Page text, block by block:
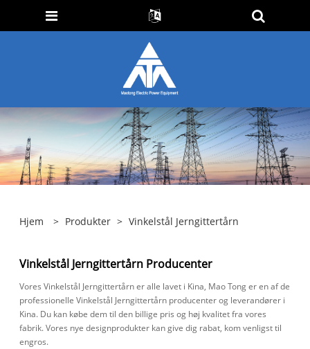
Hjem > Produkter > Vinkelstål Jerngittertårn
Vinkelstål Jerngittertårn Producenter
Vores Vinkelstål Jerngittertårn er alle lavet i Kina, Mao Tong er en af ​​de
professionelle Vinkelstål Jerngittertårn producenter og leverandører i
Kina. Du kan købe dem til den billige pris og høj kvalitet fra vores
fabrik. Vores nye designprodukter kan give dig rabat, kom venligst til
engros.